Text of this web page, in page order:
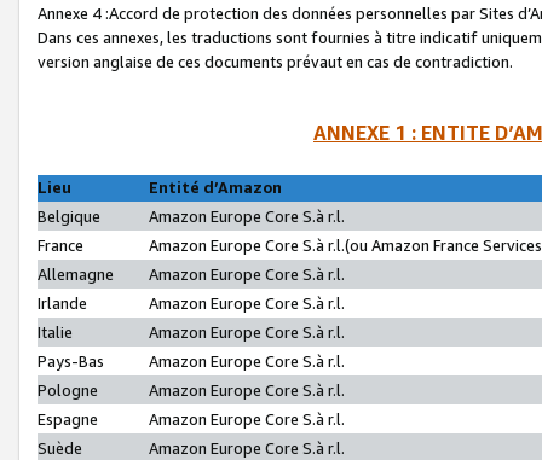
Annexe 4 :Accord de protection des données personnelles par Sites
Dans ces annexes, les traductions sont fournies à titre indicatif
version anglaise de ces documents prévaut en cas de contradiction.
ANNEXE 1 : ENTITE
Lieu
Entité d’Amazon
Belgique
Amazon Europe Core S.à r.l.
France
Amazon Europe Core S.à r.l.(ou Amazon France
Allemagne
Amazon Europe Core S.à r.l.
Irlande
Amazon Europe Core S.à r.l.
Italie
Amazon Europe Core S.à r.l.
Pays-Bas
Amazon Europe Core S.à r.l.
Pologne
Amazon Europe Core S.à r.l.
Espagne
Amazon Europe Core S.à r.l.
Suède
Amazon Europe Core S.à r.l.